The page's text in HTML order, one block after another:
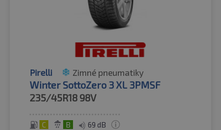
Pirelli Zimné pneumatiky
Winter SottoZero 3 XL 3PMSF
235/45R18 98V
C B 69 dB